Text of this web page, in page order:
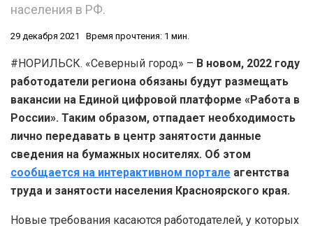
населения в РФ.
29 декабря 2021 Время прочтения: 1 мин.
#НОРИЛЬСК. «Северный город» – В новом, 2022 году
работодатели региона обязаны будут размещать
вакансии на Единой цифровой платформе «Работа в
России». Таким образом, отпадает необходимость
лично передавать в центр занятости данные
сведения на бумажных носителях. Об этом
сообщается на интерактивном портале агентства
труда и занятости населения Красноярского края.
Новые требования касаются работодателей, у которых